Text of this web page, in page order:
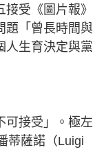
受《圖片報》
題「曾長時間與
人生育決定與黨
可接受」。極左
蒂薩諾（Luigi